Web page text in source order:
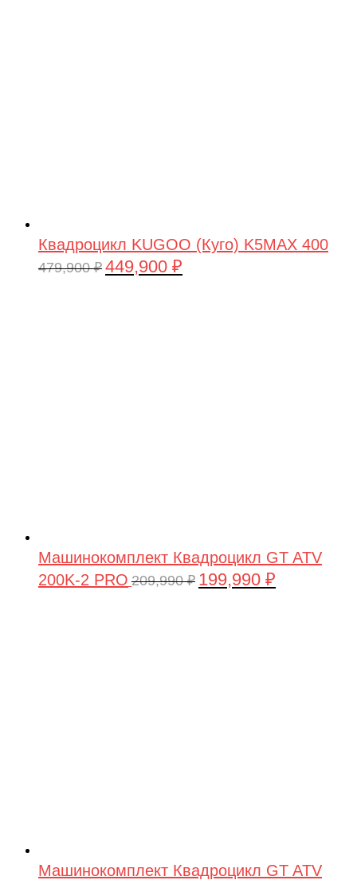
Квадроцикл KUGOO (Куго) K5MAX 400
479,900₽ Первоначальная
449,900 ₽
Машинокомплект Квадроцикл GT ATV
200K-2 PRO 209,990₽ Первоначальная
199,990 ₽
Машинокомплект Квадроцикл GT ATV